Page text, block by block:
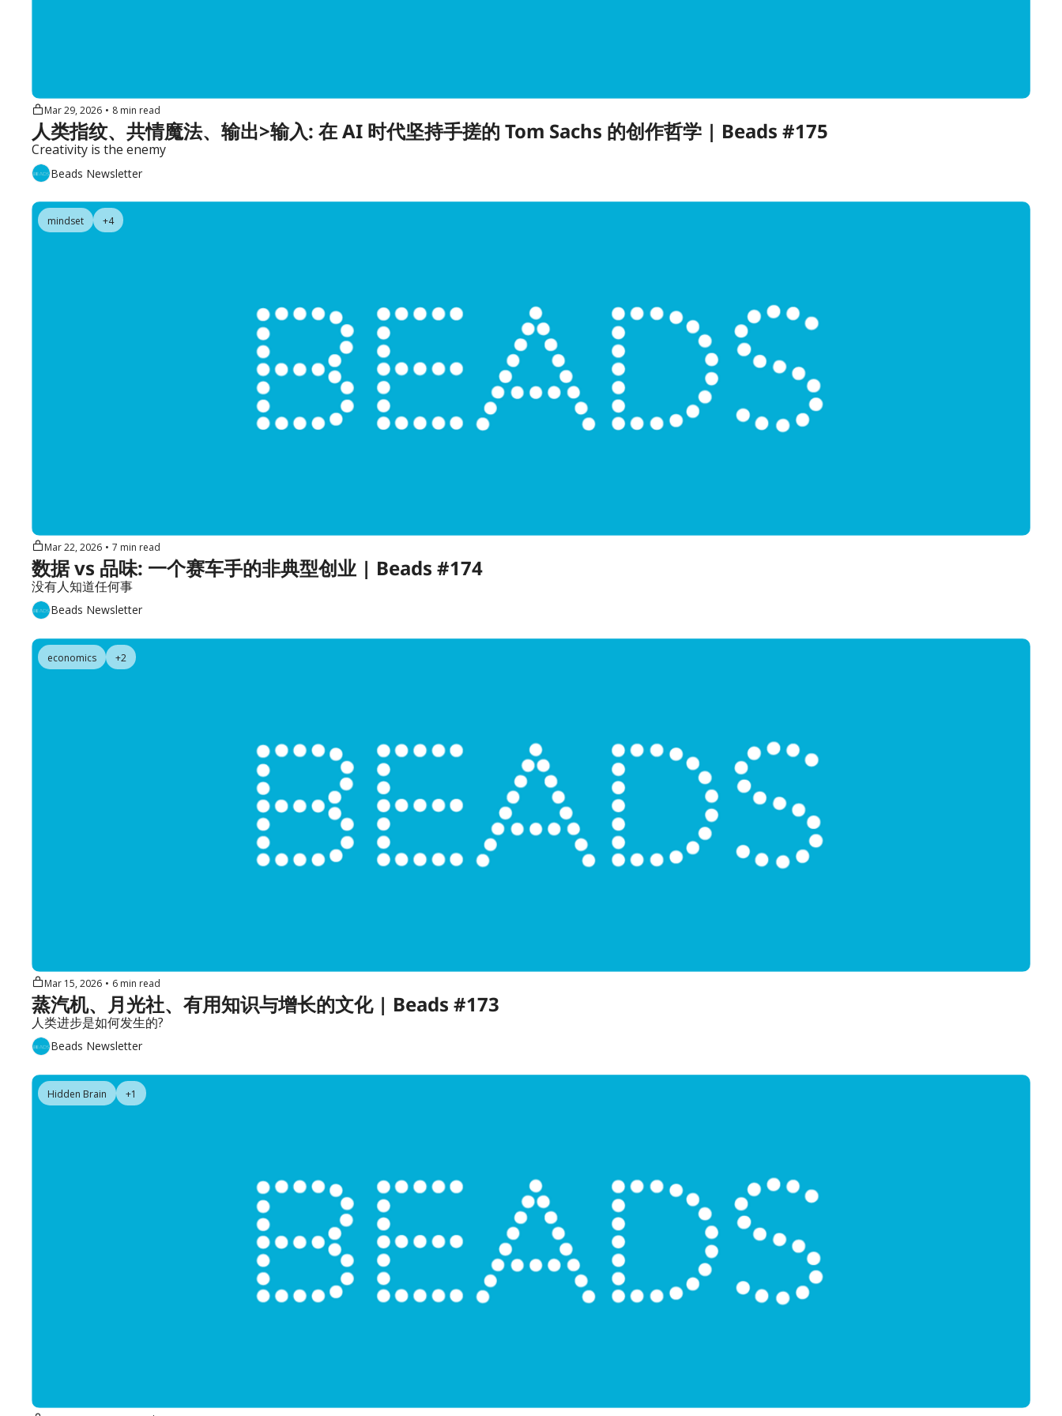
Mar 29, 2026 • 8 min read
人类指纹、共情魔法、输出>输入: 在 AI 时代坚持手搓的 Tom Sachs 的创作哲学 | Beads #175
Creativity is the enemy
Beads Newsletter
mindset +4
Mar 22, 2026 • 7 min read
数据 vs 品味: 一个赛车手的非典型创业 | Beads #174
没有人知道任何事
Beads Newsletter
economics +2
Mar 15, 2026 • 6 min read
蒸汽机、月光社、有用知识与增长的文化 | Beads #173
人类进步是如何发生的?
Beads Newsletter
Hidden Brain +1